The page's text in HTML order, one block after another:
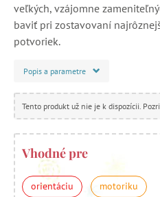
veľkých, vzájomne
baviť pri zostavovaní
potvoriek.
Popis a parametre
Tento produkt už nie je k dispozícii.
Vhodné pre
orientáciu motoriku